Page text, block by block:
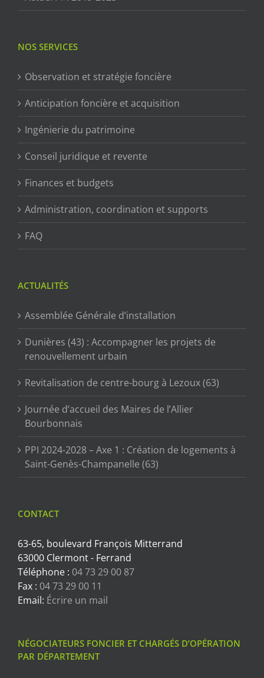
NOS SERVICES
Observation et stratégie foncière
Anticipation foncière et acquisition
Ingénierie du patrimoine
Conseil juridique et revente
Finances et budgets
Administration, coordination et supports
FAQ
ACTUALITÉS
Assemblée Générale d’installation
Dunières (43) : Accompagner les projets de
renouvellement urbain
Revitalisation de centre-bourg à Lezoux (63)
Journée d’accueil des Maires de l’Allier
Bourbonnais
PPI 2024-2028 – Axe 1 : Création de logements à
Saint-Genès-Champanelle (63)
CONTACT
63-65, boulevard François Mitterrand
63000 Clermont - Ferrand
Téléphone : 04 73 29 00 87
Fax : 04 73 29 00 11
Email: Écrire un mail
NÉGOCIATEURS FONCIER ET CHARGÉS D’OPÉRATION
PAR DÉPARTEMENT